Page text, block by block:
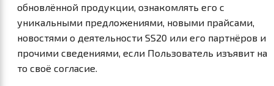
обновлённой продукции, ознакомлять его с
уникальными предложениями, новыми прайсами,
новостями о деятельности SS20 или его партнёров и
прочими сведениями, если Пользователь изъявит на
то своё согласие.